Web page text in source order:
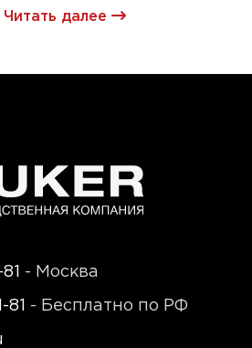
моделей ревизионных
Читать далее
- Москва
81 - Бесплатно по РФ